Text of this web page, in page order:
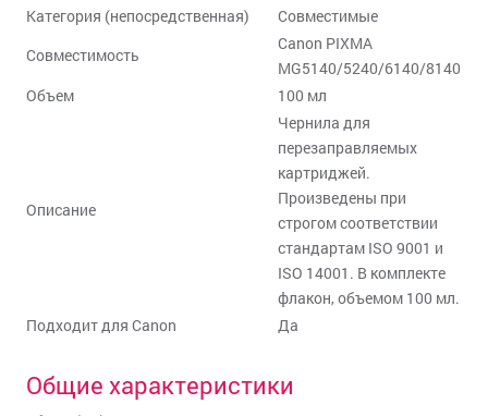
Категория (непосредственная)
Совместимые
Совместимость
Canon PIXMA
MG5140/5240/6140/8140
Объем
100 мл
Описание
Чернила для
перезаправляемых
картриджей.
Произведены при
строгом соответствии
стандартам ISO 9001 и
ISO 14001. В комплекте
флакон, объемом 100 мл.
Подходит для Canon
Да
Общие характеристики